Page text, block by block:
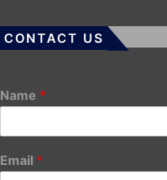
CONTACT US
Name *
Email *